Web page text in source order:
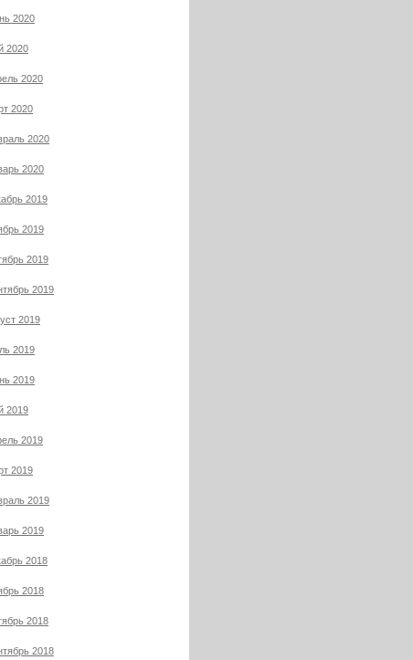
2020
2020
2020
2020
2020
2020
2019
2019
2019
2019
2019
2019
2019
2019
2019
2019
2019
2019
2018
2018
2018
2018